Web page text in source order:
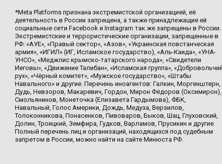
*Meta Platforms признана экстремистской организацией, её
деятельность в России запрещена, а также принадлежащие ей
социальные сети Facebook и Instagram так же запрещены в России.
Экстремистские и террористические организации, запрещенные в
РФ: «АУЕ», «Правый сектор», «Азов», «Украинская повстанческая
армия», «ИГИЛ» (ИГ, Исламское государство), «Аль-Каида», «УНА-
УНСО», «Меджлис крымско-татарского народа», «Свидетели
Иеговы», «Движение Талибан», «Исламская группа»,
рух», «Чёрный комитет», «Мужское государство», «Штабы
Навального» и другие. Перечень иноагентов: Галкин, Моргенштерн,
Дудь, Невзоров, Макаревич, Гордон, Мирон Фёдоров (Оксимирон),
Смольянинов, Монеточка (Елизавета Гардымова), ФБК,
Навальный, Голос Америки, Дождь, Медуза, Верзилов,
Толоконникова, Понасенков, Пивоваров, Быков, Шац, Глуховский,
Долин, Троицкий, Земфира, Гудков, Варламов, Прусикин и другие.
Полный перечень лиц и организаций, находящихся под судебным
запретом в России, можно найти на сайте Минюста РФ.